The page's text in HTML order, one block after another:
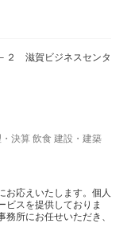
２ 滋賀ビジネスセンタ
決算 飲食 建設・建築
お応えいたします。個人
ビスを提供しておりま
所にお任せいただき、